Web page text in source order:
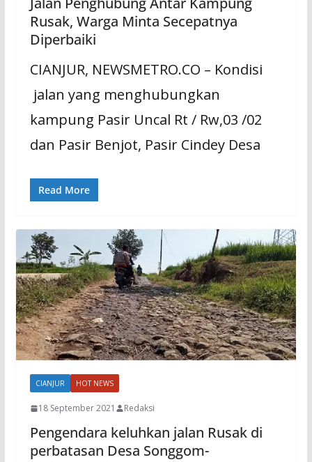
Rusak, Warga Minta Secepatnya
Diperbaiki
CIANJUR, NEWSMETRO.CO – Kondisi
jalan yang menghubungkan
kampung Pasir Uncal Rt / Rw,03 /02
dan Pasir Benjot, Pasir Cindey Desa
Read More
CIANJUR HOT NEWS
18 September 2021 Redaksi
Pengendara keluhkan jalan Rusak di
perbatasan Desa Songgom-